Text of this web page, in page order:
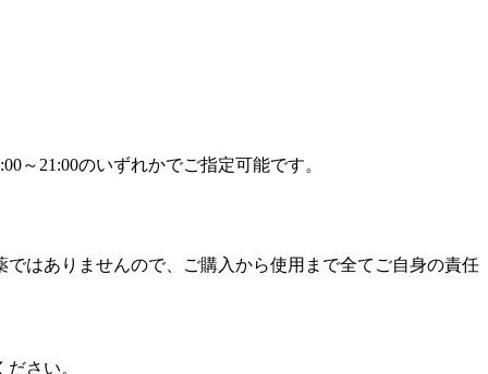
～21:00のいずれかでご指定可能です。
はありませんので、ご購入から使用まで全てご自身の責任
さい。